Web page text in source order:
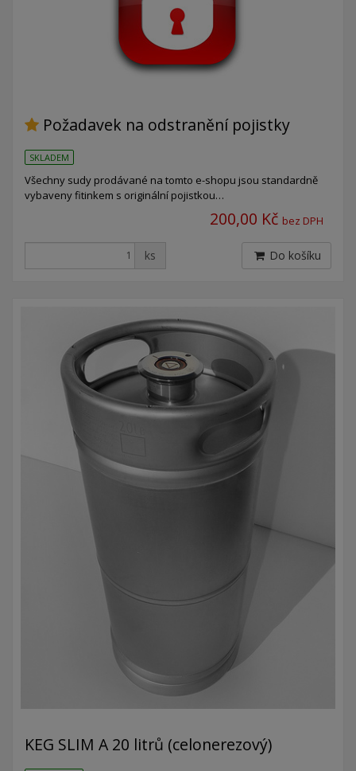
Požadavek na odstranění pojistky
SKLADEM
Všechny sudy prodávané na tomto e-shopu jsou standardně
vybaveny fitinkem s originální pojistkou…
200,00 Kč bez DPH
ks Do košíku
KEG SLIM A 20 litrů (celonerezový)